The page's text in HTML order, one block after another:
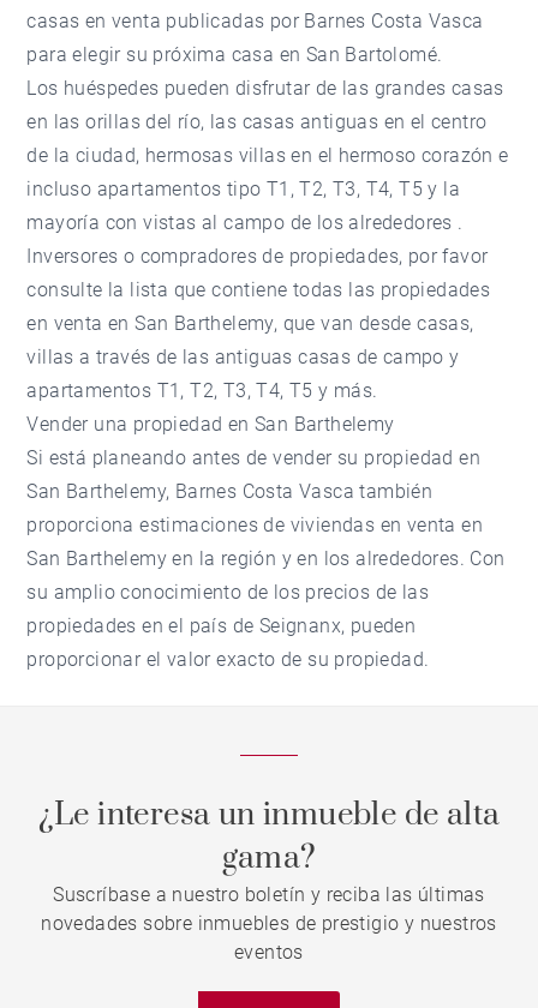
casas en venta publicadas por Barnes Costa Vasca
para elegir su próxima casa en San Bartolomé.
Los huéspedes pueden disfrutar de las grandes casas
en las orillas del río, las casas antiguas en el centro
de la ciudad, hermosas villas en el hermoso corazón e
incluso apartamentos tipo T1, T2, T3, T4, T5 y la
mayoría con vistas al campo de los alrededores .
Inversores o compradores de propiedades, por favor
consulte la lista que contiene todas las propiedades
en venta en San Barthelemy, que van desde casas,
villas a través de las antiguas casas de campo y
apartamentos T1, T2, T3, T4, T5 y más.
Vender una propiedad en San Barthelemy
Si está planeando antes de vender su propiedad en
San Barthelemy, Barnes Costa Vasca también
proporciona estimaciones de viviendas en venta en
San Barthelemy en la región y en los alrededores. Con
su amplio conocimiento de los precios de las
propiedades en el país de Seignanx, pueden
proporcionar el valor exacto de su propiedad.
¿Le interesa un inmueble de alta
gama?
Suscríbase a nuestro boletín y reciba las últimas
novedades sobre inmuebles de prestigio y nuestros
eventos